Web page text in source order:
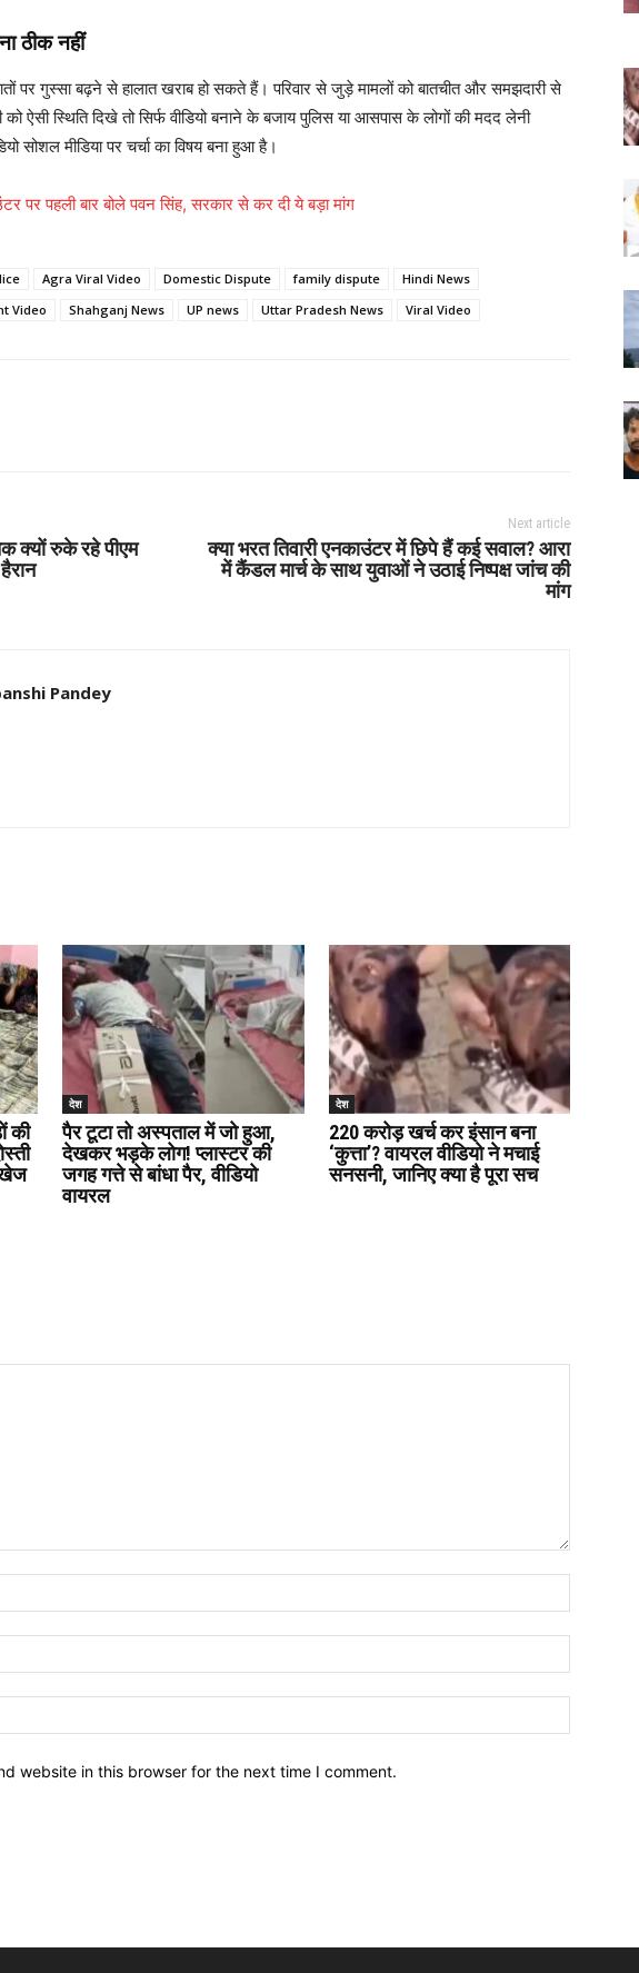
ठीक नहीं
पर गुस्सा बढ़ने से हालात खराब हो सकते हैं। परिवार से जुड़े मामलों को बातचीत और समझदारी से
ऐसी स्थिति दिखे तो सिर्फ वीडियो बनाने के बजाय पुलिस या आसपास के लोगों की मदद लेनी
सोशल मीडिया पर चर्चा का विषय बना हुआ है।
पर पहली बार बोले पवन सिंह, सरकार से कर दी ये बड़ा मांग
Agra Viral Video Domestic Dispute family dispute
Hindi News
Video Shahganj News UP news Uttar Pradesh News Viral Video
क्यों रुके रहे पीएम
Next article
क्या भरत तिवारी एनकाउंटर में छिपे हैं कई सवाल? आरा
में कैंडल मार्च के साथ युवाओं ने उठाई निष्पक्ष जांच की
मांग
Pandey
की
देश
पैर टूटा तो अस्पताल में जो हुआ,
देखकर भड़के लोग! प्लास्टर की
जगह गत्ते से बांधा पैर, वीडियो
वायरल
देश
220 करोड़ खर्च कर इंसान बना
‘कुत्ता’? वायरल वीडियो ने मचाई
सनसनी, जानिए क्या है पूरा सच
website in this browser for the next time I comment.